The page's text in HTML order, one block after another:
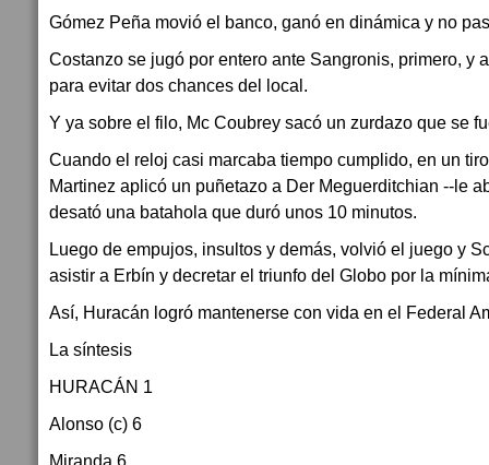
Gómez Peña movió el banco, ganó en dinámica y no
Costanzo se jugó por entero ante Sangronis, primero, y
para evitar dos chances del local.
Y ya sobre el filo, Mc Coubrey sacó un zurdazo que se
Cuando el reloj casi marcaba tiempo cumplido, en un
Martinez aplicó un puñetazo a Der Meguerditchian --le
desató una batahola que duró unos 10 minutos.
Luego de empujos, insultos y demás, volvió el juego y
asistir a Erbín y decretar el triunfo del Globo por la
Así, Huracán logró mantenerse con vida en el Federal
La síntesis
HURACÁN 1
Alonso (c) 6
Miranda 6